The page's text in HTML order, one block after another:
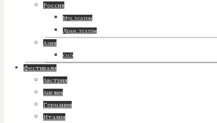
Россия
Муз. театры
Драм. театры
Азия
ОАЭ
Фестивали
Австрия
Англия
Германия
Италия